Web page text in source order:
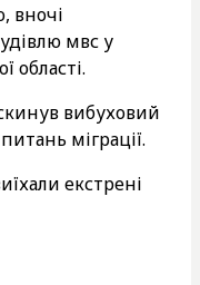
вночі
мвс у
області.
вибуховий
міграції.
екстрені